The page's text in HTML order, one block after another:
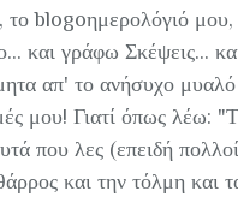
το blogoημερολόγιό
και γράφω Σκέψεις...
απ' το ανήσυχο
μου! Γιατί όπως λέω:
που λες (επειδή
και την τόλμη και